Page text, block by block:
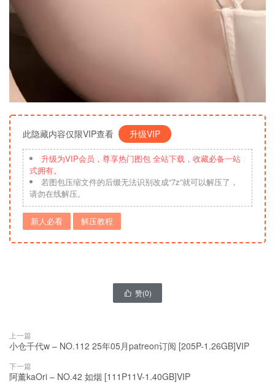
此隐藏内容仅限VIP查看 升级VIP
升级为VIP会员，尊享热门图包 全站下载，收藏必备一站
式拥有。
若图包压缩文件的后缀无法识别改成“7z”就可以解压了，
请勿在线解压。
新人必看 解压教程
 赞(0)
上一篇
小仓千代w – NO.112 25年05月patreon订阅 [205P-1.26GB]VIP
下一篇
阿薰kaOri – NO.42 如烟 [111P11V-1.40GB]VIP